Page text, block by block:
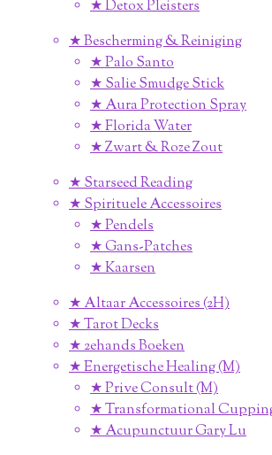
★ Detox Pleisters
★ Bescherming & Reiniging
★ Palo Santo
★ Salie Smudge Stick
★ Aura Protection Spray
★ Florida Water
★ Zwart & Roze Zout
★ Starseed Reading
★ Spirituele Accessoires
★ Pendels
★ Gans-Patches
★ Kaarsen
★ Altaar Accessoires (2H)
★ Tarot Decks
★ 2ehands Boeken
★ Energetische Healing (M)
★ Prive Consult (M)
★ Transformational
★ Acupunctuur Gary Lu